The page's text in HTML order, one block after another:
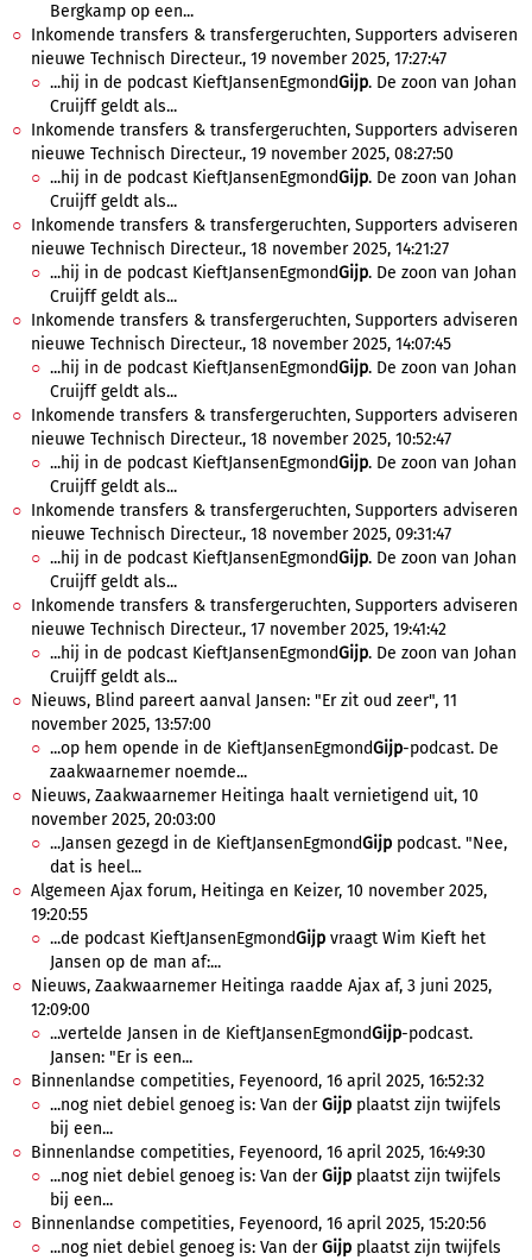
Bergkamp op een...
Inkomende transfers & transfergeruchten, Supporters adviseren
nieuwe Technisch Directeur., 19 november 2025, 17:27:47
...hij in de podcast KieftJansenEgmondGijp. De zoon van Johan
Cruijff geldt als...
Inkomende transfers & transfergeruchten, Supporters adviseren
nieuwe Technisch Directeur., 19 november 2025, 08:27:50
...hij in de podcast KieftJansenEgmondGijp. De zoon van Johan
Cruijff geldt als...
Inkomende transfers & transfergeruchten, Supporters adviseren
nieuwe Technisch Directeur., 18 november 2025, 14:21:27
...hij in de podcast KieftJansenEgmondGijp. De zoon van Johan
Cruijff geldt als...
Inkomende transfers & transfergeruchten, Supporters adviseren
nieuwe Technisch Directeur., 18 november 2025, 14:07:45
...hij in de podcast KieftJansenEgmondGijp. De zoon van Johan
Cruijff geldt als...
Inkomende transfers & transfergeruchten, Supporters adviseren
nieuwe Technisch Directeur., 18 november 2025, 10:52:47
...hij in de podcast KieftJansenEgmondGijp. De zoon van Johan
Cruijff geldt als...
Inkomende transfers & transfergeruchten, Supporters adviseren
nieuwe Technisch Directeur., 18 november 2025, 09:31:47
...hij in de podcast KieftJansenEgmondGijp. De zoon van Johan
Cruijff geldt als...
Inkomende transfers & transfergeruchten, Supporters adviseren
nieuwe Technisch Directeur., 17 november 2025, 19:41:42
...hij in de podcast KieftJansenEgmondGijp. De zoon van Johan
Cruijff geldt als...
Nieuws, Blind pareert aanval Jansen: "Er zit oud zeer", 11
november 2025, 13:57:00
...op hem opende in de KieftJansenEgmondGijp-podcast. De
zaakwaarnemer noemde...
Nieuws, Zaakwaarnemer Heitinga haalt vernietigend uit, 10
november 2025, 20:03:00
...Jansen gezegd in de KieftJansenEgmondGijp podcast. "Nee,
dat is heel...
Algemeen Ajax forum, Heitinga en Keizer, 10 november 2025,
19:20:55
...de podcast KieftJansenEgmondGijp vraagt Wim Kieft het
Jansen op de man af:...
Nieuws, Zaakwaarnemer Heitinga raadde Ajax af, 3 juni 2025,
12:09:00
...vertelde Jansen in de KieftJansenEgmondGijp-podcast.
Jansen: "Er is een...
Binnenlandse competities, Feyenoord, 16 april 2025, 16:52:32
...nog niet debiel genoeg is: Van derGijp plaatst zijn twijfels
bij een...
Binnenlandse competities, Feyenoord, 16 april 2025, 16:49:30
...nog niet debiel genoeg is: Van derGijp plaatst zijn twijfels
bij een...
Binnenlandse competities, Feyenoord, 16 april 2025, 15:20:56
...nog niet debiel genoeg is: Van derGijp plaatst zijn twijfels